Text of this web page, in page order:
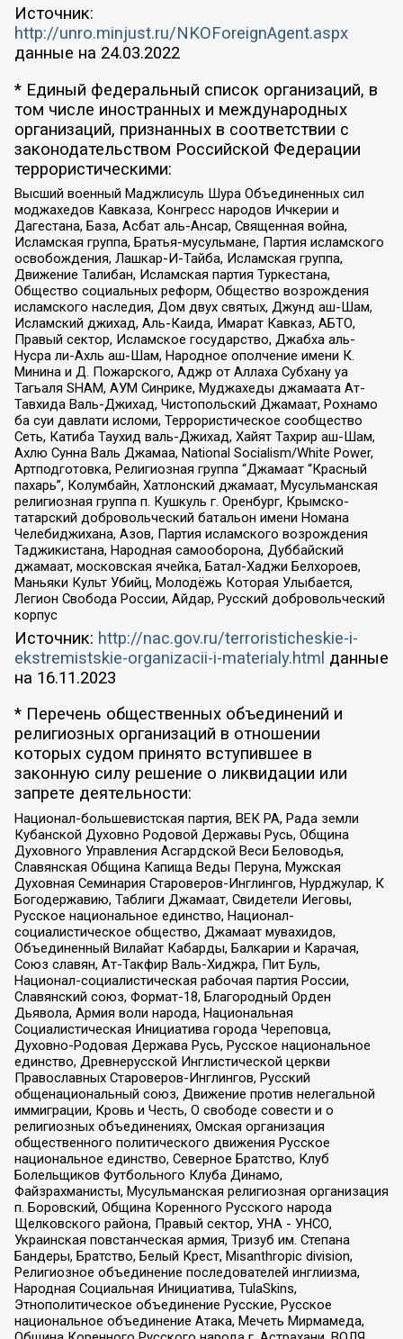
Источник:
http://unro.minjust.ru/NKOForeignAgent.aspx
данные на 24.03.2022
* Единый федеральный список организаций, в
том числе иностранных и международных
организаций, признанных в соответствии с
законодательством Российской Федерации
террористическими:
Высший военный Маджлисуль Шура Объединенных сил
моджахедов Кавказа, Конгресс народов Ичкерии и
Дагестана, База, Асбат аль-Ансар, Священная война,
Исламская группа, Братья-мусульмане, Партия исламского
освобождения, Лашкар-И-Тайба, Исламская группа,
Движение Талибан, Исламская партия Туркестана,
Общество социальных реформ, Общество возрождения
исламского наследия, Дом двух святых, Джунд аш-Шам,
Исламский джихад, Аль-Каида, Имарат Кавказ, АБТО,
Правый сектор, Исламское государство, Джабха аль-
Нусра ли-Ахль аш-Шам, Народное ополчение имени К.
Минина и Д. Пожарского, Аджр от Аллаха Субхану уа
Тагьаля SHAM, АУМ Синрике, Муджахеды джамаата Ат-
Тавхида Валь-Джихад, Чистопольский Джамаат, Рохнамо
ба суи давлати исломи, Террористическое сообщество
Сеть, Катиба Таухид валь-Джихад, Хайят Тахрир аш-Шам,
Ахлю Сунна Валь Джамаа, National Socialism/White Power,
Артподготовка, Религиозная группа “Джамаат “Красный
пахарь”, Колумбайн, Хатлонский джамаат, Мусульманская
религиозная группа п. Кушкуль г. Оренбург, Крымско-
татарский добровольческий батальон имени Номана
Челебиджихана, Азов, Партия исламского возрождения
Таджикистана, Народная самооборона, Дуббайский
джамаат, московская ячейка, Батал-Хаджи Белхороев,
Маньяки Культ Убийц, Молодёжь Которая Улыбается,
Легион Свобода России, Айдар, Русский добровольческий
корпус
Источник: http://nac.gov.ru/terroristicheskie-i-
ekstremistskie-organizacii-i-materialy.html данные
на 16.11.2023
* Перечень общественных объединений и
религиозных организаций в отношении
которых судом принято вступившее в
законную силу решение о ликвидации или
запрете деятельности:
Национал-большевистская партия, ВЕК РА, Рада земли
Кубанской Духовно Родовой Державы Русь, Община
Духовного Управления Асгардской Веси Беловодья,
Славянская Община Капища Веды Перуна, Мужская
Духовная Семинария Староверов-Инглингов, Нурджулар, К
Богодержавию, Таблиги Джамаат, Свидетели Иеговы,
Русское национальное единство, Национал-
социалистическое общество, Джамаат мувахидов,
Объединенный Вилайат Кабарды, Балкарии и Карачая,
Союз славян, Ат-Такфир Валь-Хиджра, Пит Буль,
Национал-социалистическая рабочая партия России,
Славянский союз, Формат-18, Благородный Орден
Дьявола, Армия воли народа, Национальная
Социалистическая Инициатива города Череповца,
Духовно-Родовая Держава Русь, Русское национальное
единство, Древнерусской Инглистической церкви
Православных Староверов-Инглингов, Русский
общенациональный союз, Движение против нелегальной
иммиграции, Кровь и Честь, О свободе совести и о
религиозных объединениях, Омская организация
общественного политического движения Русское
национальное единство, Северное Братство, Клуб
Болельщиков Футбольного Клуба Динамо,
Файзрахманисты, Мусульманская религиозная организация
п. Боровский, Община Коренного Русского народа
Щелковского района, Правый сектор, УНА - УНСО,
Украинская повстанческая армия, Тризуб им. Степана
Бандеры, Братство, Белый Крест, Misanthropic division,
Религиозное объединение последователей инглиизма,
Народная Социальная Инициатива, TulaSkins,
Этнополитическое объединение Русские, Русское
национальное объединение Атака, Мечеть Мирмамеда,